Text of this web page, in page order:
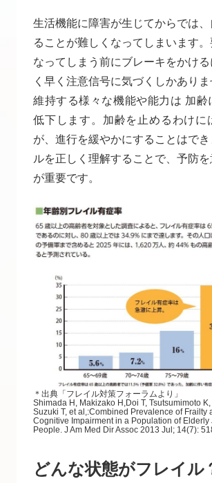
生活機能に障害が生じてからでは
ることが難しくなってしまいます
なってしまう前にブレーキをかけ
く早く注意信号に気づくしかあり
維持する様々な機能や能力は 加齢
低下します。加齢を止めるわけに
が、進行を緩やかにすることはでき
ルを正しく理解することで、予防
が重要です。
＊出典「フレイル対策フォーラムより」
Shimada H, Makizako H,Doi T, Tsutsumimoto
Suzuki T, et al,:Combined Prevalence of Frailty
Cognitive Impairment in a Population of Elderly
People. J Am Med Dir Assoc 2013 Jul; 14(7):
どんな状態がフレイル